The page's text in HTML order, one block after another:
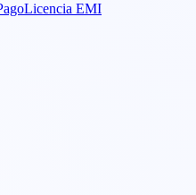
Licencia EMI